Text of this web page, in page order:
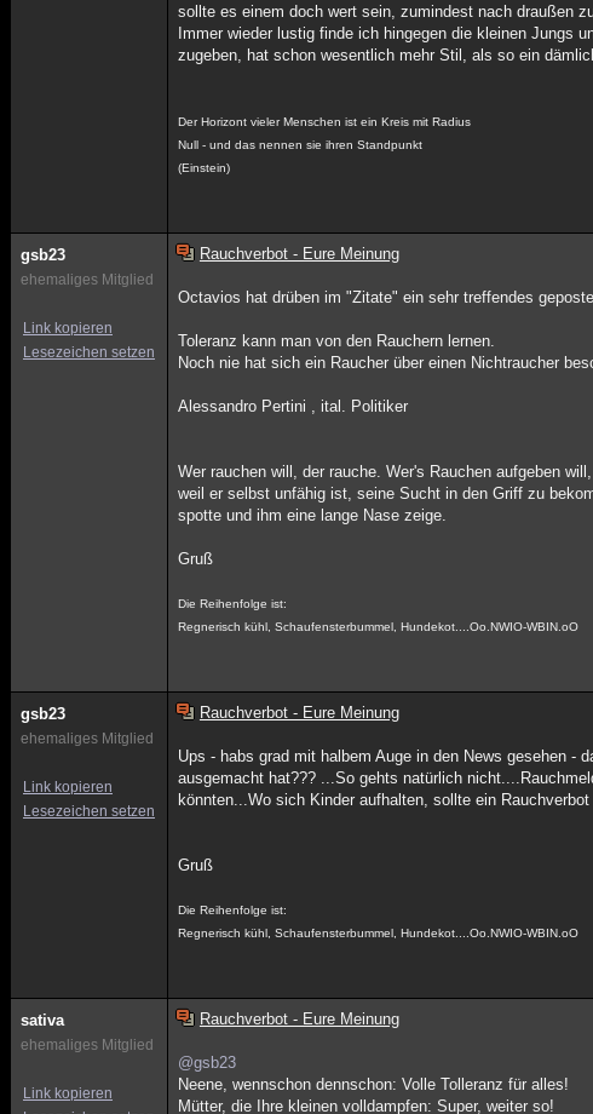
sollte es einem doch wert sein, zumindest nach draußen
Immer wieder lustig finde ich hingegen die kleinen Jungs
zugeben, hat schon wesentlich mehr Stil, als so ein
Der Horizont vieler Menschen ist ein Kreis mit Radius
Null - und das nennen sie ihren Standpunkt
(Einstein)
gsb23
ehemaliges Mitglied
Link kopieren
Lesezeichen setzen
Rauchverbot - Eure Meinung
Octavios hat drüben im "Zitate" ein sehr treffendes
Toleranz kann man von den Rauchern lernen.
Noch nie hat sich ein Raucher über einen Nichtraucher
Alessandro Pertini , ital. Politiker
Wer rauchen will, der rauche. Wer's Rauchen aufgeben
weil er selbst unfähig ist, seine Sucht in den Griff zu
spotte und ihm eine lange Nase zeige.
Gruß
Die Reihenfolge ist:
Regnerisch kühl, Schaufensterbummel, Hundekot....Oo.NWIO-WBIN.oO
gsb23
ehemaliges Mitglied
Link kopieren
Lesezeichen setzen
Rauchverbot - Eure Meinung
Ups - habs grad mit halbem Auge in den News gesehen -
ausgemacht hat??? ...So gehts natürlich
könnten...Wo sich Kinder aufhalten, sollte ein
Gruß
Die Reihenfolge ist:
Regnerisch kühl, Schaufensterbummel, Hundekot....Oo.NWIO-WBIN.oO
sativa
ehemaliges Mitglied
Link kopieren
Rauchverbot - Eure Meinung
@gsb23
Neene, wennschon dennschon: Volle Tolleranz für alles!
Mütter, die Ihre kleinen volldampfen: Super, weiter so!